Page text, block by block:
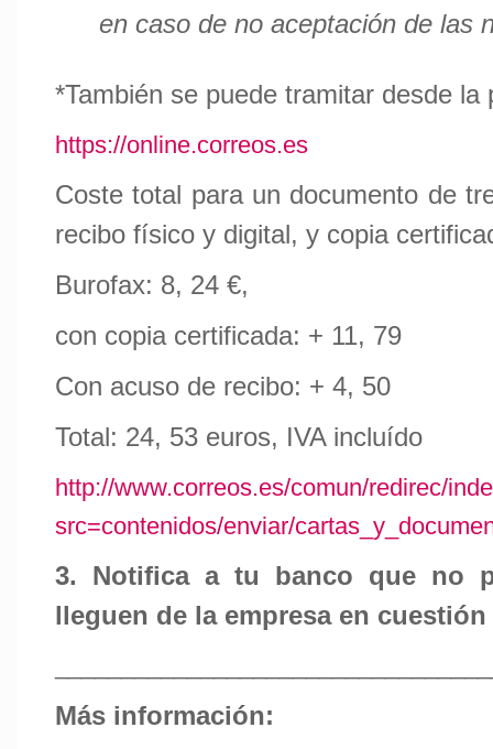
en caso de no aceptación de las
*También se puede tramitar desde la
https://online.correos.es
Coste total para un documento de
recibo físico y digital, y copia
Burofax: 8, 24 €,
con copia certificada: + 11, 79
Con acuso de recibo: + 4, 50
Total: 24, 53 euros, IVA incluído
http://www.correos.es/comun/redirec/
src=contenidos/enviar/
3. Notifica a tu banco que no
lleguen de la empresa en cuestión
Más información: